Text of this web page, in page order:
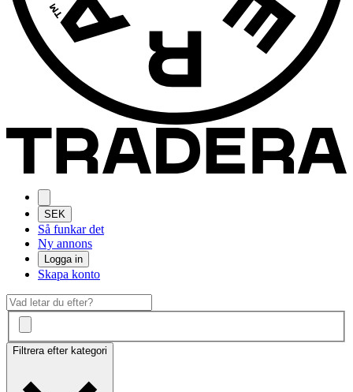
SEK
Så funkar det
Ny annons
Logga in
Skapa konto
Filtrera efter kategori